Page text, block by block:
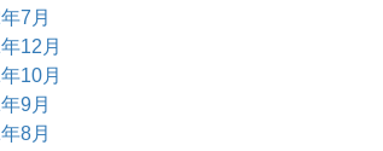
7月
12月
10月
9月
8月